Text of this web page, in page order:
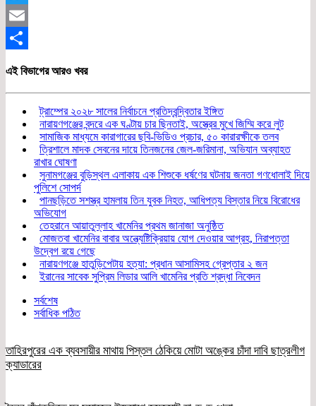
Twitter
Email
এই বিভাগের আরও খবর
ট্রাম্পের ২০২৮ সালের নির্বাচনে প্রতিদ্বন্দ্বিতার ইঙ্গিত
নারায়ণগঞ্জের বন্দরে এক ঘণ্টায় চার ছিনতাই, অস্ত্রের মুখে জিম্মি করে লুট
সামাজিক মাধ্যমে কারাগারের ছবি-ভিডিও প্রচার, ৫০ কারারক্ষীকে তলব
ত্রিশালে মাদক সেবনের দায়ে তিনজনের জেল-জরিমানা, অভিযান অব্যাহত
রাখার ঘোষণা
সুনামগঞ্জের বুড়িস্থল এলাকায় এক শিশুকে ধর্ষণের ঘটনায় জনতা গণধোলাই দিয়ে
পুলিশে সোপর্দ
পানছড়িতে সশস্ত্র হামলায় তিন যুবক নিহত, আধিপত্য বিস্তার নিয়ে বিরোধের
অভিযোগ
তেহরানে আয়াতুল্লাহ খামেনির প্রথম জানাজা অনুষ্ঠিত
মোজতবা খামেনির বাবার অন্ত্যেষ্টিক্রিয়ায় যোগ দেওয়ার আগ্রহ, নিরাপত্তা
উদ্বেগ রয়ে গেছে
নারায়ণগঞ্জে হাতুড়িপেটায় হত্যা: প্রধান আসামিসহ গ্রেপ্তার ২ জন
ইরানের সাবেক সুপ্রিম লিডার আলি খামেনির প্রতি শ্রদ্ধা নিবেদন
সর্বশেষ
সর্বাধিক পঠিত
তাহিরপুরের এক ব্যবসায়ীর মাথায় পিস্তল ঠেকিয়ে মোটা অঙ্কের চাঁদা দাবি ছাত্রলীগ
ক্যাডারের